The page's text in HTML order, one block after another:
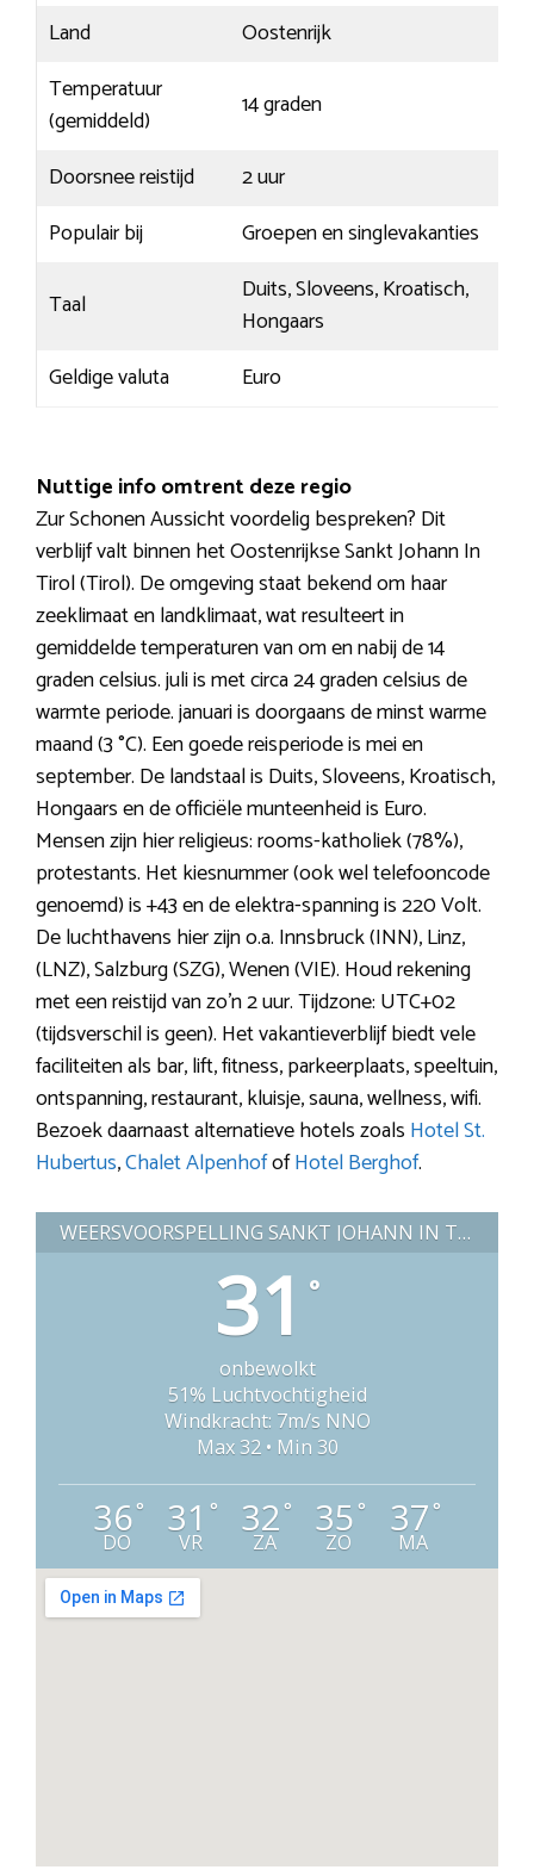
Land
Oostenrijk
Temperatuur
(gemiddeld)
14 graden
Doorsnee reistijd
2 uur
Populair bij
Groepen en singlevakanties
Taal
Duits, Sloveens, Kroatisch,
Hongaars
Geldige valuta
Euro
Nuttige info omtrent deze regio
Zur Schonen Aussicht voordelig bespreken? Dit
verblijf valt binnen het Oostenrijkse Sankt Johann In
Tirol (Tirol). De omgeving staat bekend om haar
zeeklimaat en landklimaat, wat resulteert in
gemiddelde temperaturen van om en nabij de 14
graden celsius. juli is met circa 24 graden celsius de
warmte periode. januari is doorgaans de minst warme
maand (3 °C). Een goede reisperiode is mei en
september. De landstaal is Duits, Sloveens, Kroatisch,
Hongaars en de officiële munteenheid is Euro.
Mensen zijn hier religieus: rooms-katholiek (78%),
protestants. Het kiesnummer (ook wel telefooncode
genoemd) is +43 en de elektra-spanning is 220 Volt.
De luchthavens hier zijn o.a. Innsbruck (INN), Linz,
(LNZ), Salzburg (SZG), Wenen (VIE). Houd rekening
met een reistijd van zo’n 2 uur. Tijdzone: UTC+02
(tijdsverschil is geen). Het vakantieverblijf biedt vele
faciliteiten als bar, lift, fitness, parkeerplaats, speeltuin,
ontspanning, restaurant, kluisje, sauna, wellness, wifi.
Bezoek daarnaast alternatieve hotels zoals Hotel St.
Hubertus,Chalet AlpenhofofHotel Berghof.
WEERSVOORSPELLING SANKT JOHANN IN TIROL (OOSTENRIJK)
31 °
onbewolkt
51% Luchtvochtigheid
Windkracht: 7m/s NNO
Max 32 • Min 30
36°
DO
31 °
VR
32°
ZA
35°
ZO
37°
MA